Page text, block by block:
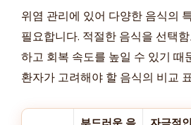
위염 관리에 있어 다양한 음식의
필요합니다. 적절한 음식을 선택
하고 회복 속도를 높일 수 있기 때
환자가 고려해야 할 음식의 비교